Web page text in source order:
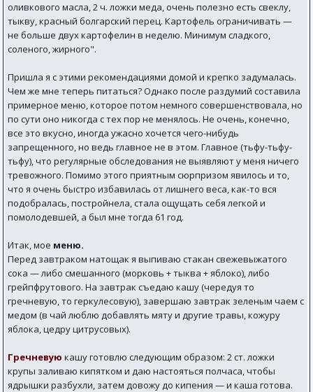
оливкового масла, 2 ч. ложки меда, очень полезно есть свеклу,
тыкву, красный болгарский перец. Картофель ограничивать —
не больше двух картофелин в неделю. Минимум сладкого,
соленого, жирного".
Пришла я с этими рекомендациями домой и крепко задумалась.
Чем же мне теперь питаться? Однако после раздумий составила
примерное меню, которое потом немного совершенствовала, но
по сути оно никогда с тех пор не менялось. Не очень, конечно,
все это вкусно, иногда ужасно хочется чего-нибудь
запрещенного, но ведь главное не в этом. Главное (тьфу-тьфу-
тьфу), что регулярные обследования не выявляют у меня ничего
тревожного. Помимо этого приятным сюрпризом явилось и то,
что я очень быстро избавилась от лишнего веса, как-то вся
подобралась, постройнела, стала ощущать себя легкой и
помолодевшей, а был мне тогда 61 год.
Итак, мое меню.
Перед завтраком натощак я выпиваю стакан свежевыжатого
сока — либо смешанного (морковь + тыква + яблоко), либо
грейпфрутового. На завтрак съедаю кашу (чередуя то
гречневую, то геркулесовую), завершаю завтрак зеленым чаем с
медом (в чай люблю добавлять мяту и другие травы, кожуру
яблока, цедру цитрусовых).
Гречневую кашу готовлю следующим образом: 2 ст. ложки
крупы заливаю кипятком и даю настояться полчаса, чтобы
ядрышки разбухли, затем довожу до кипения — и каша готова.